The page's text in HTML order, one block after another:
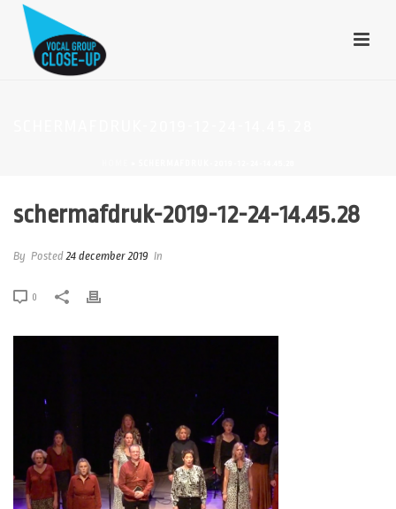
schermafdruk-2019-12-24-14.45.28
By Posted24 december 2019 In
0